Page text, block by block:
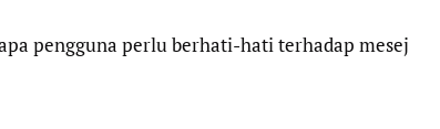
pengguna perlu berhati-hati terhadap mesej